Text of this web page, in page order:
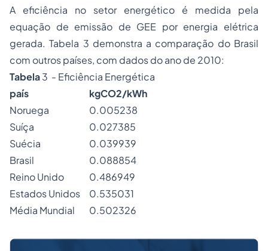
A eficiência no setor energético é medida pela
equação de emissão de GEE por energia elétrica
gerada. Tabela 3 demonstra a comparação do Brasil
com outros países, com dados do ano de 2010:
Tabela3 - Eficiência Energética
país
kgCO2/kWh
Noruega
0.005238
Suíça
0.027385
Suécia
0.039939
Brasil
0.088854
Reino Unido
0.486949
Estados Unidos
0.535031
Média Mundial
0.502326